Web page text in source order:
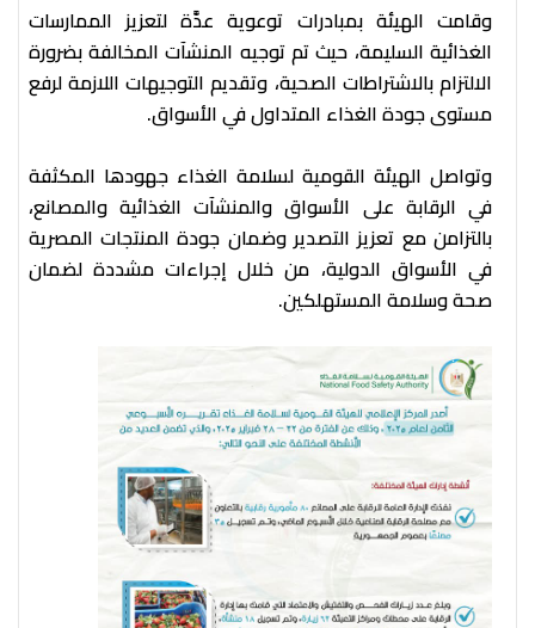
وقامت الهيئة بمبادرات توعوية عدَّة لتعزيز الممارسات
الغذائية السليمة، حيث تم توجيه المنشآت المخالفة بضرورة
الالتزام بالاشتراطات الصحية، وتقديم التوجيهات اللازمة لرفع
مستوى جودة الغذاء المتداول في الأسواق.
​​​​​​وتواصل الهيئة القومية لسلامة الغذاء جهودها المكثفة
في الرقابة على الأسواق والمنشآت الغذائية والمصانع،
بالتزامن مع تعزيز التصدير وضمان جودة المنتجات المصرية
في الأسواق الدولية، من خلال إجراءات مشددة لضمان
صحة وسلامة المستهلكين.